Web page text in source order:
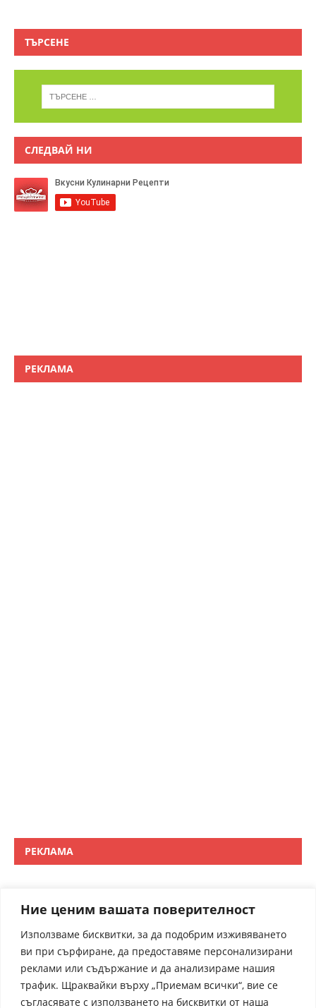
Ние ценим вашата поверителност
Използваме бисквитки, за да подобрим изживяването
ви при сърфиране, да предоставяме персонализирани
реклами или съдържание и да анализираме нашия
трафик. Щраквайки върху „Приемам всички“, вие се
съгласявате с използването на бисквитки от наша
ТЪРСЕНЕ
СЛЕДВАЙ НИ
РЕКЛАМА
РЕКЛАМА